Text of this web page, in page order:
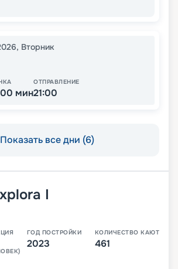
, Вторник
00 мин
ОТПРАВЛЕНИЕ
21:00
Показать все дни (6)
I
ГОД ПОСТРОЙКИ
2023
КОЛИЧЕСТВО КАЮТ
461